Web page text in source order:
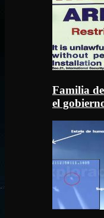
Familia
el